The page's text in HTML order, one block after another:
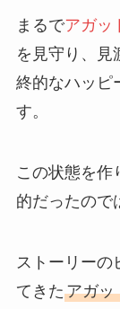
まるでアガッ
を見守り、見
終的なハッピ
す。
この状態を作
的だったので
ストーリーの
てきたアガッ